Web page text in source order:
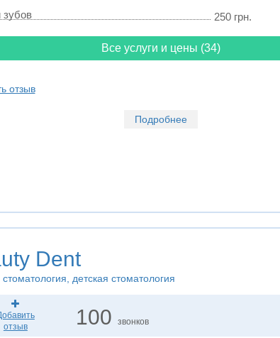
зубов 250 грн.
Все услуги и цены (34)
отзыв
Подробнее
Dent
стоматология, детская стоматология
отзыв
100звонков